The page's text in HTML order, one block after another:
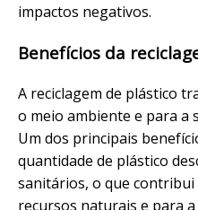
impactos negativos.
Benefícios da
A reciclagem de plástico
o meio ambiente e para a
Um dos principais
quantidade de plástico
sanitários, o que
recursos naturais e para